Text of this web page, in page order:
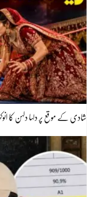
شادی کے موقع پر دلہا دلہن کا